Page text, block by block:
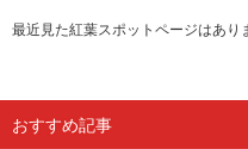
最近見た紅葉スポットページはあり
おすすめ記事